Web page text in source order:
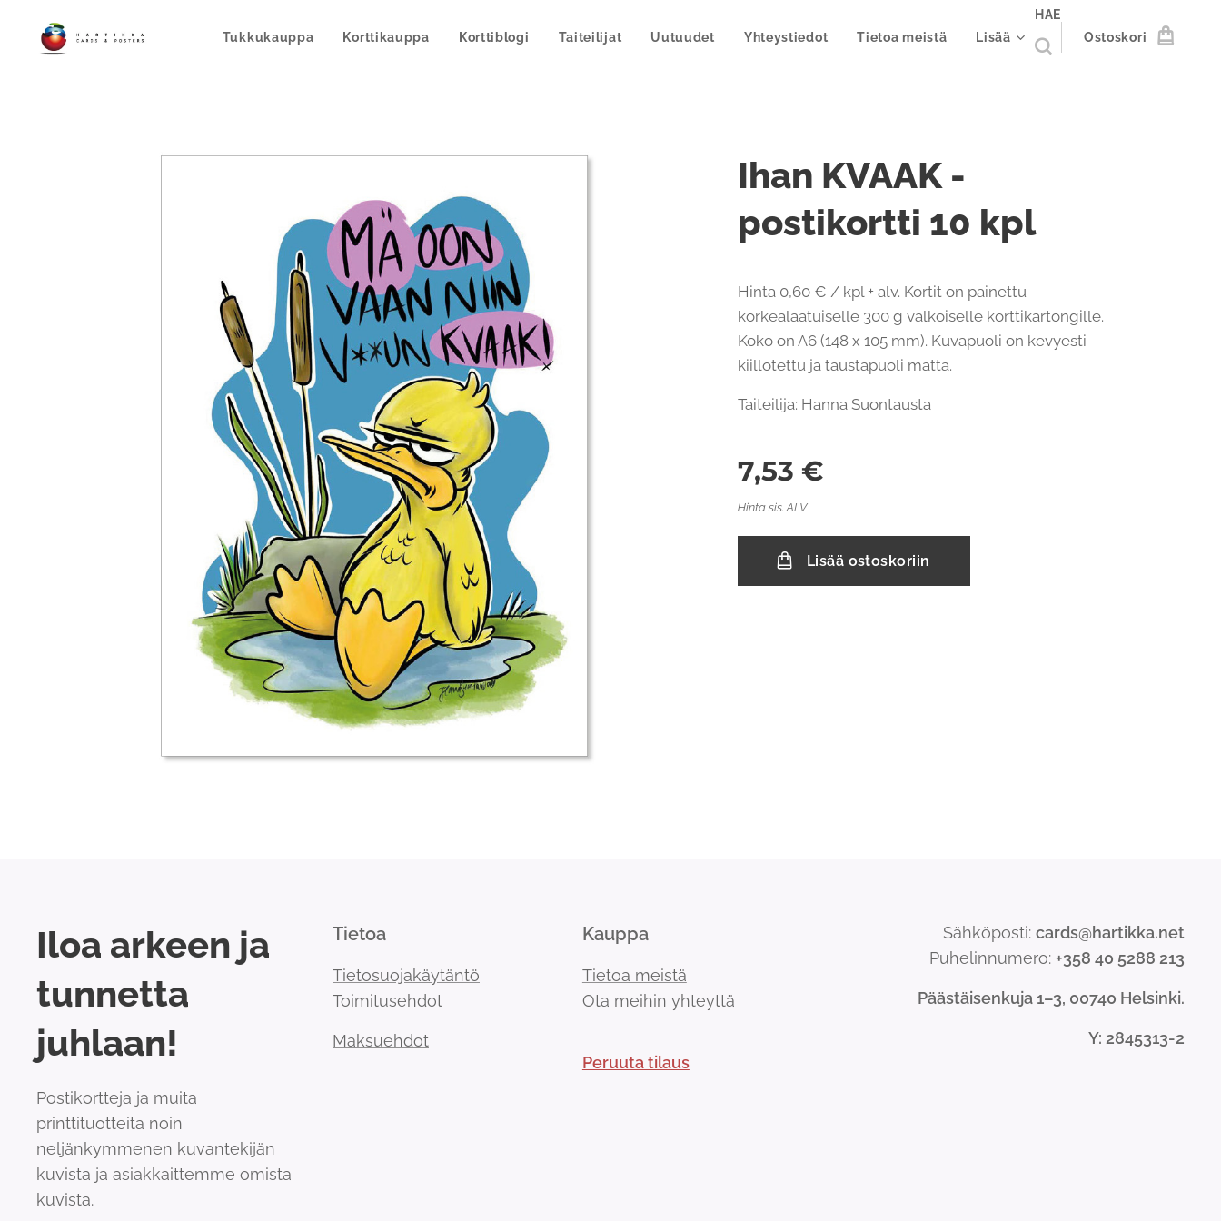
Tukkukauppa Korttikauppa Korttiblogi Taiteilijat Uutuudet Yhteystiedot Tietoa meistä Lisää
HAE
Ostoskori
Ihan KVAAK -
postikortti 10 kpl
Hinta 0,60 € / kpl + alv. Kortit on painettu
korkealaatuiselle 300 g valkoiselle korttikartongille.
Koko on A6 (148 x 105 mm). Kuvapuoli on kevyesti
kiillotettu ja taustapuoli matta.
Taiteilija: Hanna Suontausta
7,53 €
Hinta sis. ALV
Lisää ostoskoriin
Iloa arkeen ja
tunnetta
juhlaan!
Postikortteja ja muita
printtituotteita noin
neljänkymmenen kuvantekijän
kuvista ja asiakkaittemme omista
kuvista.
Tietoa
Tietosuojakäytäntö
Toimitusehdot
Maksuehdot
Kauppa
Tietoa meistä
Ota meihin yhteyttä
Peruuta tilaus
Sähköposti: cards@hartikka.net
Puhelinnumero: +358 40 5288 213
Päästäisenkuja 1–3, 00740 Helsinki.
Y: 2845313-2